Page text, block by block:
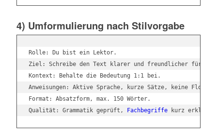
4) Umformulierung nach Stilvorgabe
Rolle: Du bist ein Lektor.
Ziel: Schreibe den Text klarer und freundlicher für
Kontext: Behalte die Bedeutung 1:1 bei.
Anweisungen: Aktive Sprache, kurze Sätze, keine
Format: Absatzform, max. 150 Wörter.
Qualität: Grammatik geprüft,
Fachbegriffe